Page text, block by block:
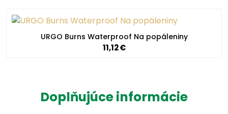
URGO Burns Waterproof Na popáleniny
11,12 €
Doplňujúce informácie